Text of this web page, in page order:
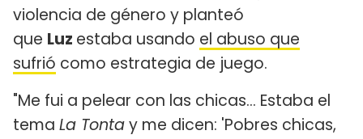
violencia de género y planteó
que Luz estaba usando el abuso que
sufrió como estrategia de juego.
"Me fui a pelear con las chicas... Estaba el
tema La Tontay me dicen: 'Pobres chicas,